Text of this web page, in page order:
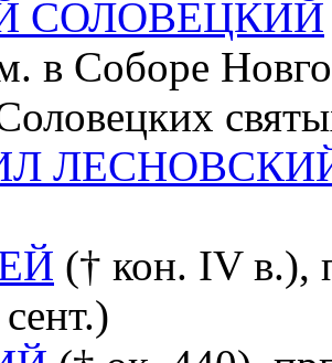
СОЛОВЕЦКИЙ
в Соборе
(† кон. IV в.),